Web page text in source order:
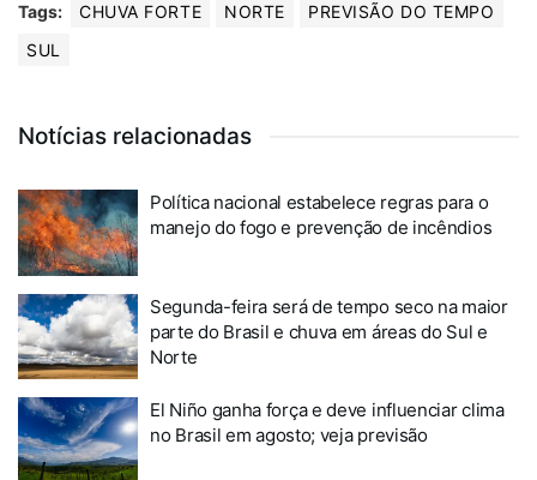
Tags: CHUVA FORTE NORTE
PREVISÃO DO TEMPO
SUL
Notícias relacionadas
Política nacional estabelece regras para o
manejo do fogo e prevenção de incêndios
Segunda-feira será de tempo seco na maior
parte do Brasil e chuva em áreas do Sul e
Norte
El Niño ganha força e deve influenciar clima
no Brasil em agosto; veja previsão